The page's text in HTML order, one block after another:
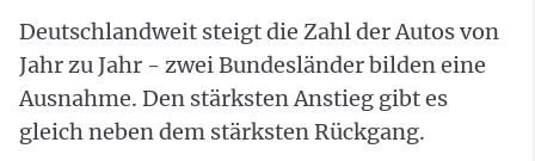
Deutschlandweit steigt die Zahl der Autos von
Jahr zu Jahr - zwei Bundesländer bilden eine
Ausnahme. Den stärksten Anstieg gibt es
gleich neben dem stärksten Rückgang.